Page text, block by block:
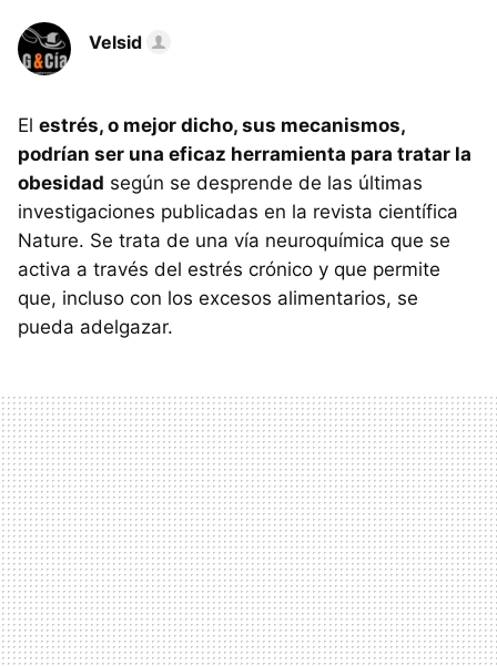
Velsid
El estrés, o mejor dicho, sus mecanismos,
podrían ser una eficaz herramienta para tratar la
obesidad según se desprende de las últimas
investigaciones publicadas en la revista científica
Nature. Se trata de una vía neuroquímica que se
activa a través del estrés crónico y que permite
que, incluso con los excesos alimentarios, se
pueda adelgazar.